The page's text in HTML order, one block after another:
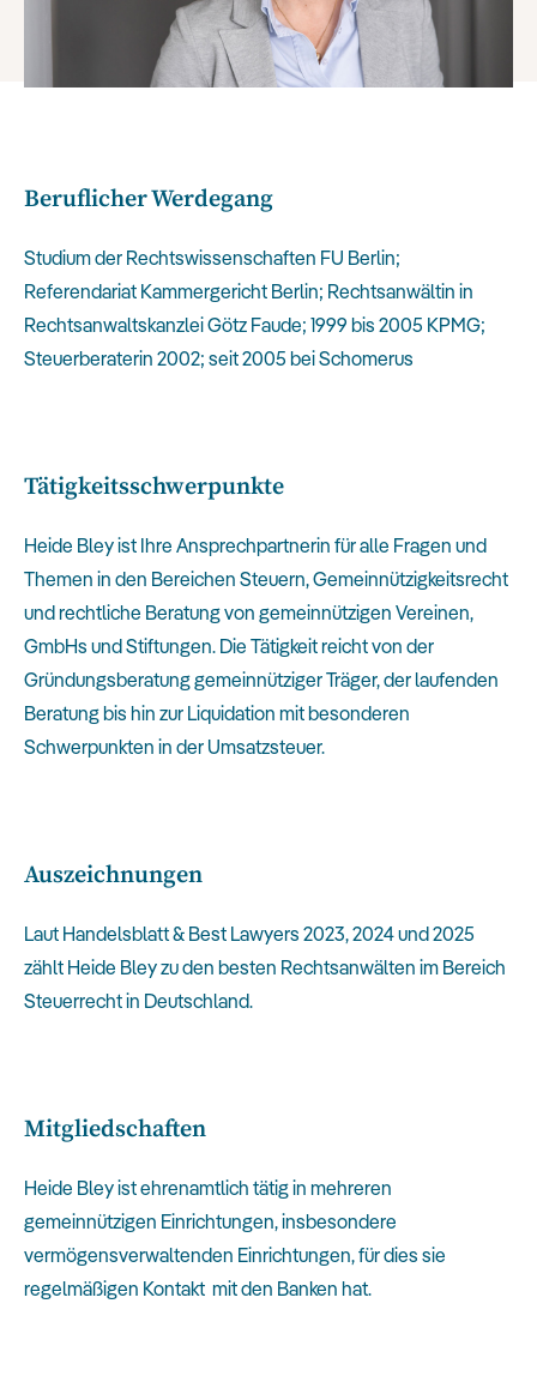
Beruflicher Werdegang
Studium der Rechtswissenschaften FU Berlin;
Referendariat Kammergericht Berlin; Rechtsanwältin in
Rechtsanwaltskanzlei Götz Faude; 1999 bis 2005 KPMG;
Steuerberaterin 2002; seit 2005 bei Schomerus
Tätigkeitsschwerpunkte
Heide Bley ist Ihre Ansprechpartnerin für alle Fragen und
Themen in den Bereichen Steuern, Gemeinnützigkeitsrecht
und rechtliche Beratung von gemeinnützigen Vereinen,
GmbHs und Stiftungen. Die Tätigkeit reicht von der
Gründungsberatung gemeinnütziger Träger, der laufenden
Beratung bis hin zur Liquidation mit besonderen
Schwerpunkten in der Umsatzsteuer.
Auszeichnungen
Laut Handelsblatt & Best Lawyers 2023, 2024 und 2025
zählt Heide Bley zu den besten Rechtsanwälten im Bereich
Steuerrecht in Deutschland.
Mitgliedschaften
Heide Bley ist ehrenamtlich tätig in mehreren
gemeinnützigen Einrichtungen, insbesondere
vermögensverwaltenden Einrichtungen, für dies sie
regelmäßigen Kontakt mit den Banken hat.